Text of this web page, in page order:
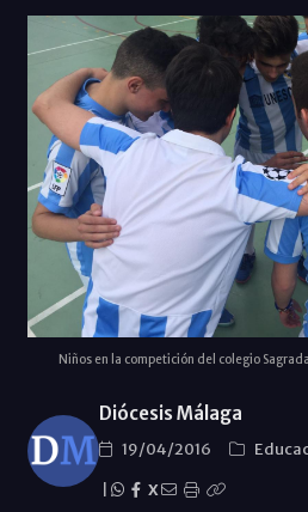
Niños en la competición del colegio
Diócesis Málaga
19/04/2016
X